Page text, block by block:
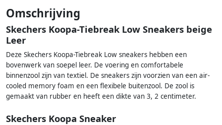
Omschrijving
Skechers Koopa-Tiebreak Low Sneakers beige
Leer
Deze Skechers Koopa-Tiebreak Low sneakers hebben een
bovenwerk van soepel leer. De voering en comfortabele
binnenzool zijn van textiel. De sneakers zijn voorzien van een air-
cooled memory foam en een flexibele buitenzool. De zool is
gemaakt van rubber en heeft een dikte van 3, 2 centimeter.
Skechers Koopa Sneaker